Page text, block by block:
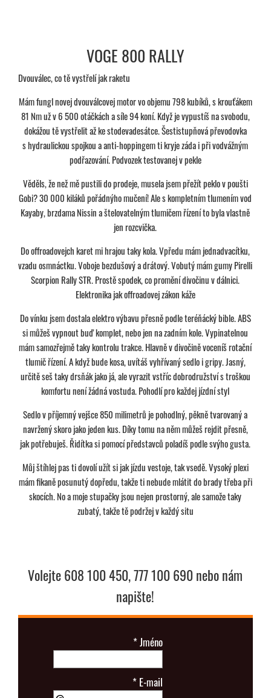
Volejte 608 100 450, 777 100 690 nebo nám
napište!
*Jméno
* E-mail
VOGE 800 RALLY
Dvouválec, co tě vystřelí jak raketu
Mám fungl novej dvouválcovej motor vo objemu 798 kubíků, s krouťákem
81 Nm už v 6 500 otáčkách a síle 94 koní. Když je vypustíš na svobodu,
dokážou tě vystřelit až ke stodevadesátce. Šestistupňová převodovka
s hydraulickou spojkou a anti-hoppingem ti kryje záda i při vodvážným
podřazování. Podvozek testovanej v pekle
Věděls, že než mě pustili do prodeje, musela jsem přežít peklo v poušti
Gobi? 30 000 kiláků pořádnýho mučení! Ale s kompletním tlumením vod
Kayaby, brzdama Nissin a štelovatelným tlumičem řízení to byla vlastně
jen rozcvička.
Do offroadovejch karet mi hrajou taky kola. Vpředu mám jednadvacítku,
vzadu osmnáctku. Voboje bezdušový a drátový. Vobutý mám gumy Pirelli
Scorpion Rally STR. Prostě spodek, co promění divočinu v dálnici.
Elektronika jak offroadovej zákon káže
Do vínku jsem dostala elektro výbavu přesně podle teréňácký bible. ABS
si můžeš vypnout buď komplet, nebo jen na zadním kole. Vypinatelnou
mám samozřejmě taky kontrolu trakce. Hlavně v divočině voceníš rotační
tlumič řízení. A když bude kosa, uvítáš vyhřívaný sedlo i gripy. Jasný,
určitě seš taky drsňák jako já, ale vyrazit vstříc dobrodružství s troškou
komfortu není žádná vostuda. Pohodlí pro každej jízdní styl
Sedlo v příjemný vejšce 850 milimetrů je pohodlný, pěkně tvarovaný a
navržený skoro jako jeden kus. Díky tomu na něm můžeš rejdit přesně,
jak potřebuješ. Řidítka si pomocí představců poladíš podle svýho gusta.
Můj štíhlej pas ti dovolí užít si jak jízdu vestoje, tak vsedě. Vysoký plexi
mám fikaně posunutý dopředu, takže ti nebude mlátit do brady třeba při
skocích. No a moje stupačky jsou nejen prostorný, ale samože taky
zubatý, takže tě podržej v každý situ